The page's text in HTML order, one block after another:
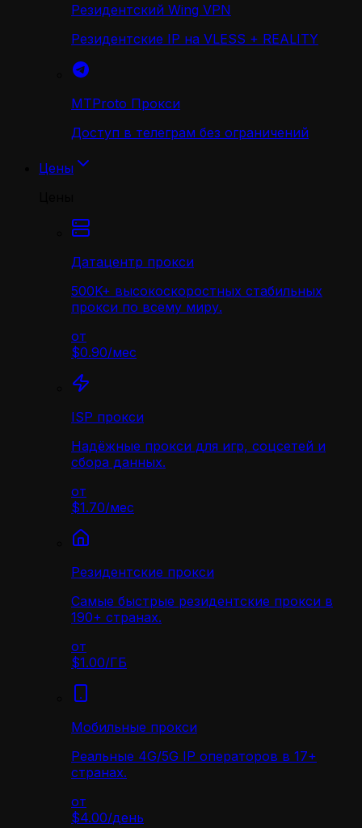
Резидентский Wing VPN
Резидентские IP на VLESS + REALITY
MTProto Прокси
Доступ в телеграм без ограничений
Цены
Датацентр прокси
500K+ высокоскоростных стабильных
прокси по всему миру.
от
$0.90/мес
ISP прокси
Надёжные прокси для игр, соцсетей и
сбора данных.
от
$1.70/мес
Резидентские прокси
Самые быстрые резидентские прокси в
190+ странах.
от
$1.00/ГБ
Мобильные прокси
Реальные 4G/5G IP операторов в 17+
странах.
от
$4.00/день